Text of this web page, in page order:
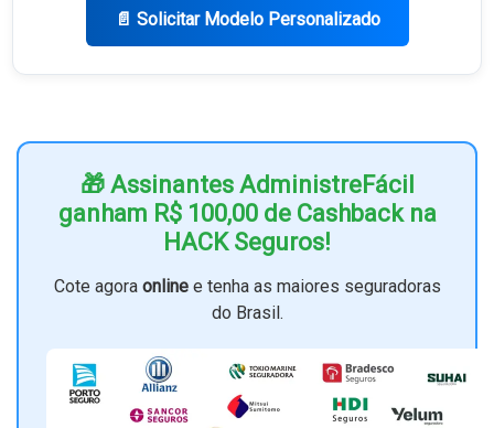
📄 Solicitar Modelo Personalizado
🎁 Assinantes AdministreFácil
ganham R$ 100,00 de Cashback na
HACK Seguros!
Cote agora onlinee tenha as maiores seguradoras
do Brasil.